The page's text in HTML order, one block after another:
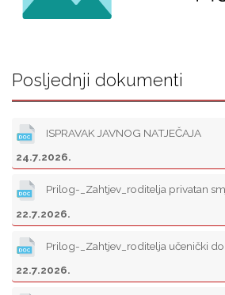
Posljednji dokumenti
ISPRAVAK JAVNOG NATJEČAJA
24.7.2026.
Prilog-_Zahtjev_roditelja privatan
22.7.2026.
Prilog-_Zahtjev_roditelja učenički
22.7.2026.